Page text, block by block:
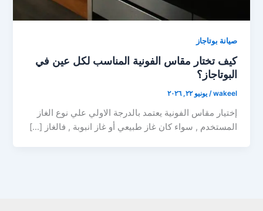
صيانة بوتاجاز
كيف تختار مقاس الفونية المناسب لكل عين في
البوتاجاز؟
wakeel
/يونيو ٢٢, ٢٠٢٦
إختيار مقاس الفونية يعتمد بالدرجة الاولي علي نوع الغاز
المستخدم , سواء كان غاز طبيعي أو غاز انبوبة , فالغاز […]